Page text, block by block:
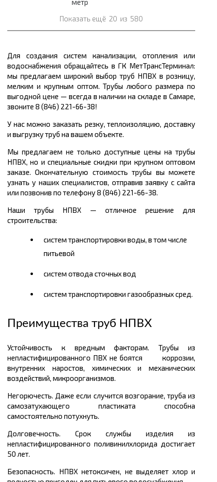
метр
Показать ещё 20 из 580
Для создания систем канализации, отопления или
водоснабжения обращайтесь в ГК МетТрансТерминал:
мы предлагаем широкий выбор труб НПВХ в розницу,
мелким и крупным оптом. Трубы любого размера по
выгодной цене — всегда в наличии на складе в Самаре,
звоните 8 (846) 221-66-38!
У нас можно заказать резку, теплоизоляцию, доставку
и выгрузку труб на вашем объекте.
Мы предлагаем не только доступные цены на трубы
НПВХ, но и специальные скидки при крупном оптовом
заказе. Окончательную стоимость трубы вы можете
узнать у наших специалистов, отправив заявку с сайта
или позвонив по телефону 8 (846) 221-66-38.
Наши трубы НПВХ — отличное решение для
строительства:
систем транспортировки воды, в том числе
питьевой
систем отвода сточных вод
систем транспортировки газообразных сред.
Преимущества труб НПВХ
Устойчивость к вредным факторам. Трубы из
непластифицированного ПВХ не боятся коррозии,
внутренних наростов, химических и механических
воздействий, микроорганизмов.
Негорючесть. Даже если случится возгорание, труба из
самозатухающего пластиката способна
самостоятельно потухнуть.
Долговечность. Срок службы изделия из
непластифицированного поливинилхлорида достигает
50 лет.
Безопасность. НПВХ нетоксичен, не выделяет хлор и